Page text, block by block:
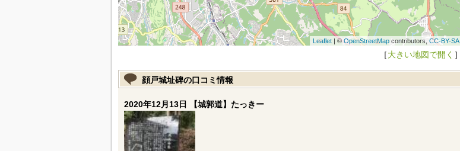
Leaflet| ©OpenStreetMapcontributors, CC-BY-SA
［大きい地図で開く ］
顔戸城址碑の口コミ情報
2020年12月13日 【城郭道】たっきー